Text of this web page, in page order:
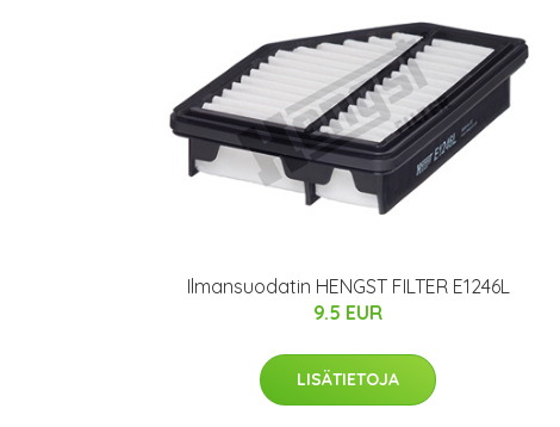
Ilmansuodatin HENGST FILTER E1246L
9.5 EUR
LISÄTIETOJA